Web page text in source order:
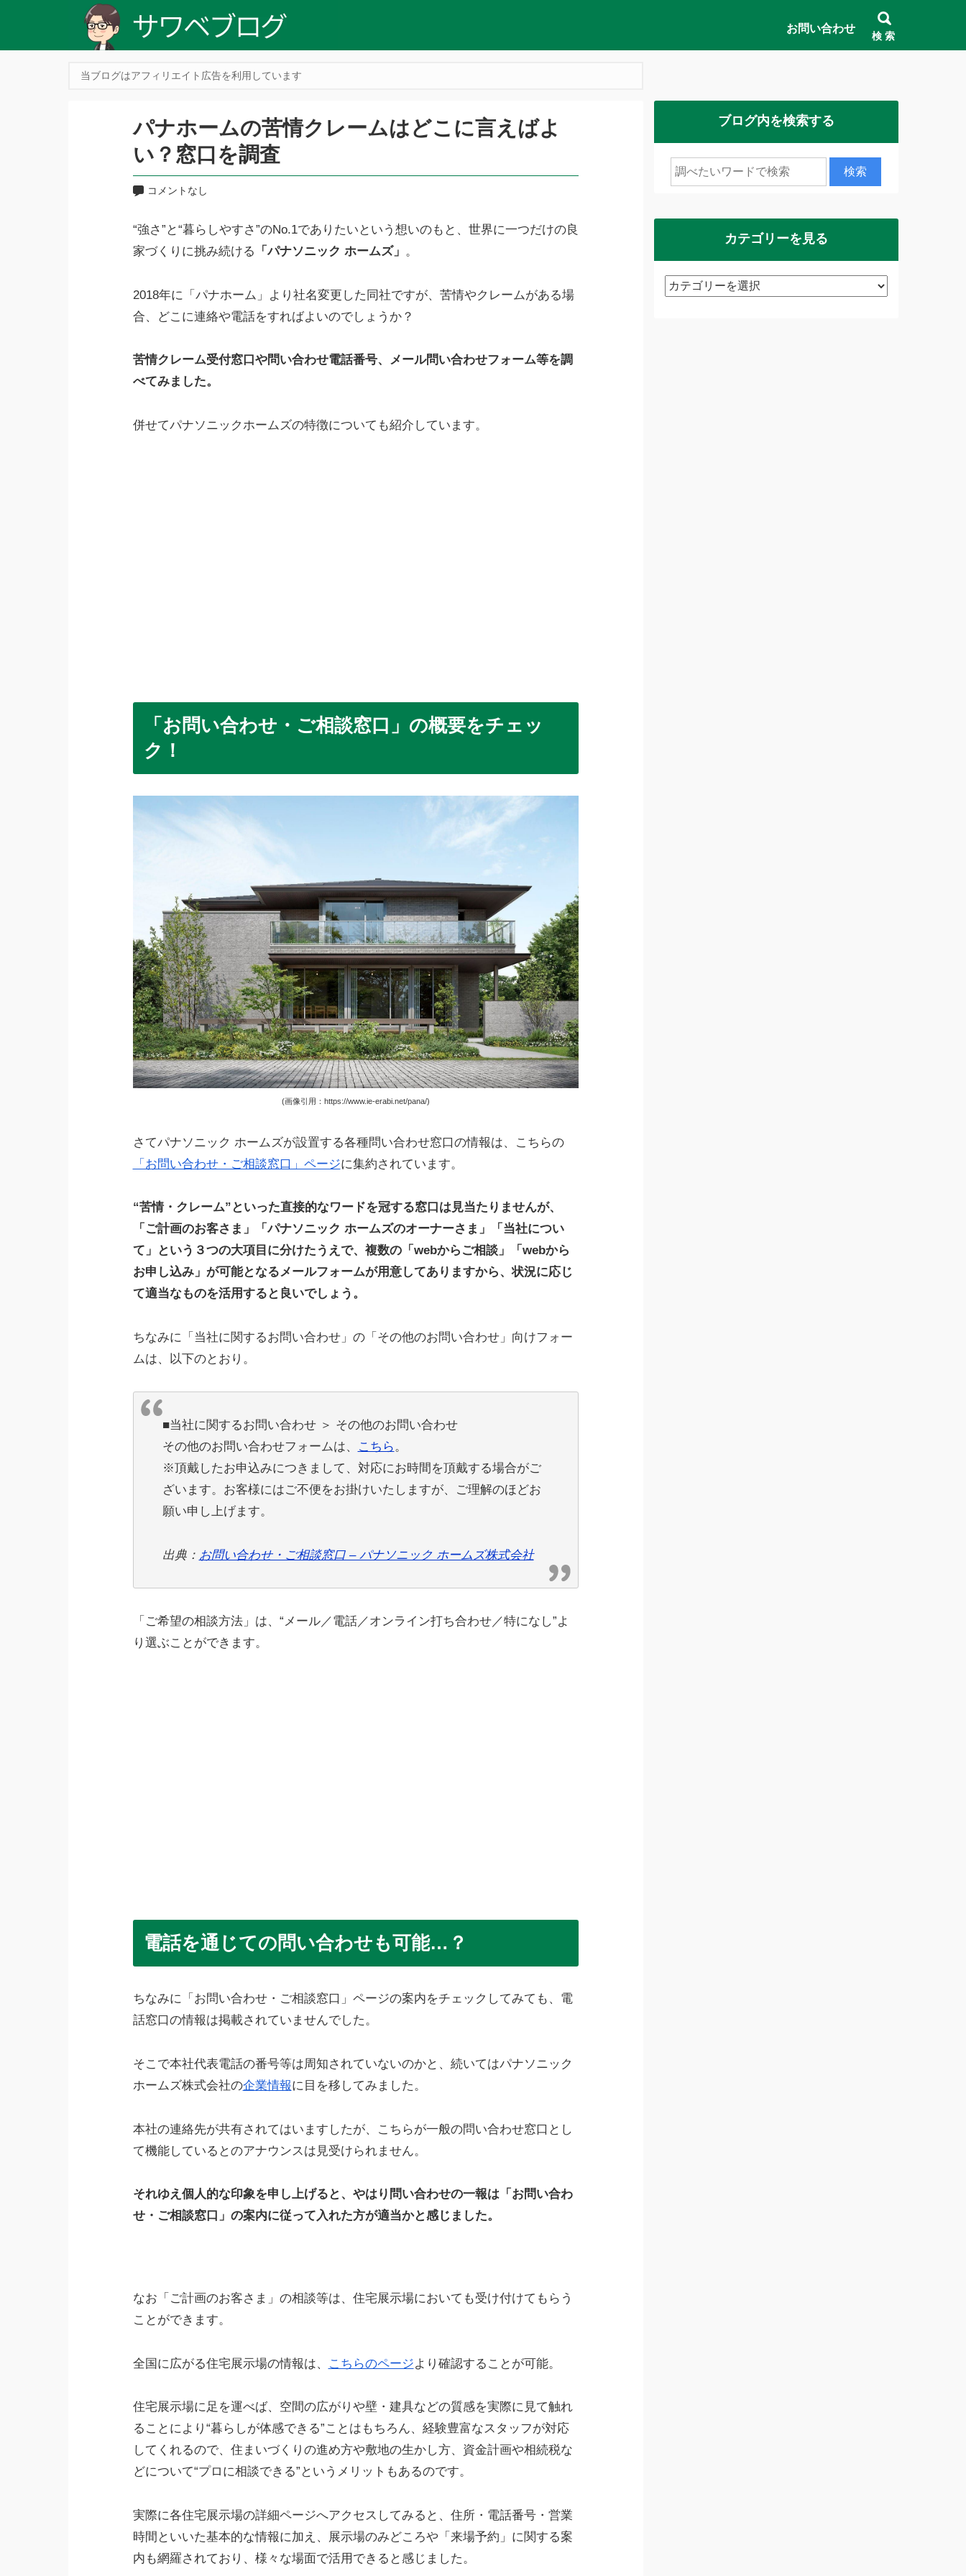
お問い合わせ
検 索
当ブログはアフィリエイト広告を利用しています
パナホームの苦情クレームはどこに言えばよ
い？窓口を調査
コメントなし
“強さ”と“暮らしやすさ”のNo.1でありたいという想いのもと、世界に一つだけの良
家づくりに挑み続ける 「パナソニック ホームズ」 。
2018年に「パナホーム」より社名変更した同社ですが、苦情やクレームがある場
合、どこに連絡や電話をすればよいのでしょうか？
苦情クレーム受付窓口や問い合わせ電話番号、メール問い合わせフォーム等を調
べてみました。
併せてパナソニックホームズの特徴についても紹介しています。
「お問い合わせ・ご相談窓口」の概要をチェッ
ク！
(画像引用：https://www.ie-erabi.net/pana/)
さてパナソニック ホームズが設置する各種問い合わせ窓口の情報は、こちらの
「お問い合わせ・ご相談窓口」ページに集約されています。
“苦情・クレーム”といった直接的なワードを冠する窓口は見当たりませんが、
「ご計画のお客さま」「パナソニック ホームズのオーナーさま」「当社につい
て」という３つの大項目に分けたうえで、複数の「webからご相談」「webから
お申し込み」が可能となるメールフォームが用意してありますから、状況に応じ
て適当なものを活用すると良いでしょう。
ちなみに「当社に関するお問い合わせ」の「その他のお問い合わせ」向けフォー
ムは、以下のとおり。
■当社に関するお問い合わせ ＞ その他のお問い合わせ
その他のお問い合わせフォームは、
こちら。
※頂戴したお申込みにつきまして、対応にお時間を頂戴する場合がご
ざいます。お客様にはご不便をお掛けいたしますが、ご理解のほどお
願い申し上げます。
出典： お問い合わせ・ご相談窓口 – パナソニック ホームズ株式会社
「ご希望の相談方法」は、“メール／電話／オンライン打ち合わせ／特になし”よ
り選ぶことができます。
電話を通じての問い合わせも可能…？
ちなみに「お問い合わせ・ご相談窓口」ページの案内をチェックしてみても、電
話窓口の情報は掲載されていませんでした。
そこで本社代表電話の番号等は周知されていないのかと、続いてはパナソニック
ホームズ株式会社の企業情報に目を移してみました。
本社の連絡先が共有されてはいますしたが、こちらが一般の問い合わせ窓口とし
て機能しているとのアナウンスは見受けられません。
それゆえ個人的な印象を申し上げると、やはり問い合わせの一報は「お問い合わ
せ・ご相談窓口」の案内に従って入れた方が適当かと感じました。
なお「ご計画のお客さま」の相談等は、住宅展示場においても受け付けてもらう
ことができます。
全国に広がる住宅展示場の情報は、 こちらのページより確認することが可能。
住宅展示場に足を運べば、空間の広がりや壁・建具などの質感を実際に見て触れ
ることにより“暮らしが体感できる”ことはもちろん、経験豊富なスタッフが対応
してくれるので、住まいづくりの進め方や敷地の生かし方、資金計画や相続税な
どについて“プロに相談できる”というメリットもあるのです。
実際に各住宅展示場の詳細ページへアクセスしてみると、住所・電話番号・営業
時間といいた基本的な情報に加え、展示場のみどころや「来場予約」に関する案
内も網羅されており、様々な場面で活用できると感じました。
ブログ内を検索する
カテゴリーを見る
カ